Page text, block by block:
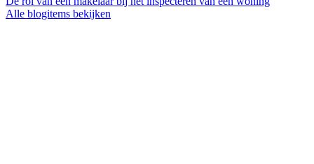
Alle blogitems bekijken